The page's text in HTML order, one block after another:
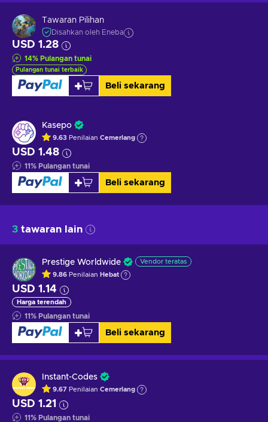
Tawaran Pilihan
Disahkan oleh Eneba
USD 1.28
14% Pulangan tunai
Pulangan tunai terbaik
Beli sekarang
Kasepo
9.63 Penilaian Cemerlang
USD 1.48
11% Pulangan tunai
Beli sekarang
3 tawaran lain
Prestige Worldwide Vendor teratas
9.86 Penilaian Hebat
USD 1.14
Harga terendah
11% Pulangan tunai
Beli sekarang
Instant-Codes
9.67 Penilaian Cemerlang
USD 1.21
11% Pulangan tunai